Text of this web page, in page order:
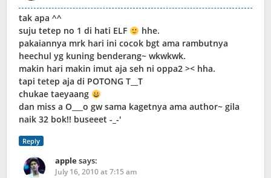
tak apa ^^
suju tetep no 1 di hati ELF
hhe.
pakaiannya mrk hari ini cocok bgt ama rambutnya
heechul yg kuning benderang~ wkwkwk.
makin hari makin imut aja seh ni oppa2 >< hha.
tapi tetep aja di POTONG T__T
chukae taeyaang
dan miss a O___o gw sama kagetnya ama author~ gila
naik 32 bok!! buseeet -_-'
Reply
applesays:
July 16, 2010 at 7:15 am